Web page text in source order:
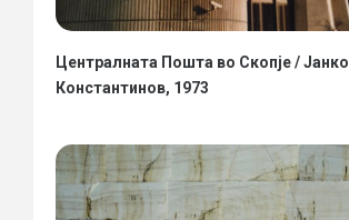
Централната Пошта во Скопје / Јанко
Константинов, 1973